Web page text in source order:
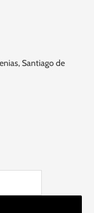
Santiago de